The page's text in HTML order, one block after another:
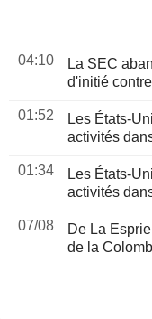
04:10
La SEC
d'initié
01:52
Les États-
activités
01:34
Les États-
activités
07/08
De La
de la